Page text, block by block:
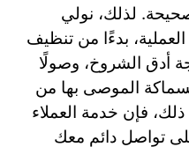
لذلك، نولي
بدءًا من تنظيف
أدق الشروخ، وصولًا
الموصى بها من
فإن خدمة العملاء
على تواصل دائم معك